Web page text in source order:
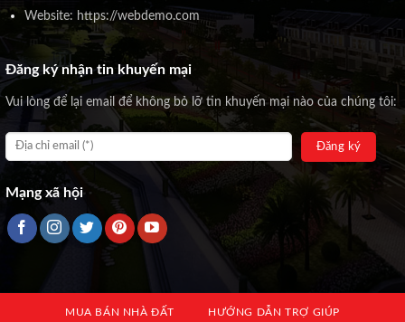
Website: https://webdemo.com
Đăng ký nhận tin khuyến mại
Vui lòng để lại email để không bỏ lỡ tin khuyến mại nào của chúng tôi:
Mạng xã hội
MUA BÁN NHÀ ĐẤT HƯỚNG DẪN TRỢ GIÚP